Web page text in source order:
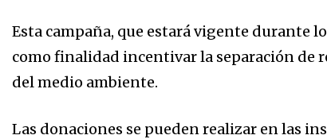
Esta campaña, que estará vigente durante
como finalidad incentivar la separación de
del medio ambiente.
Las donaciones se pueden realizar en las